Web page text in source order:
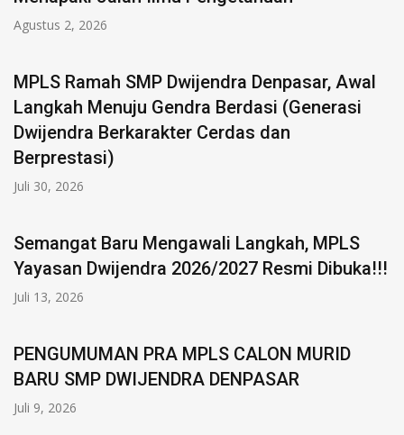
Agustus 2, 2026
MPLS Ramah SMP Dwijendra Denpasar, Awal
Langkah Menuju Gendra Berdasi (Generasi
Dwijendra Berkarakter Cerdas dan
Berprestasi)
Juli 30, 2026
Semangat Baru Mengawali Langkah, MPLS
Yayasan Dwijendra 2026/2027 Resmi Dibuka!!!
Juli 13, 2026
PENGUMUMAN PRA MPLS CALON MURID
BARU SMP DWIJENDRA DENPASAR
Juli 9, 2026